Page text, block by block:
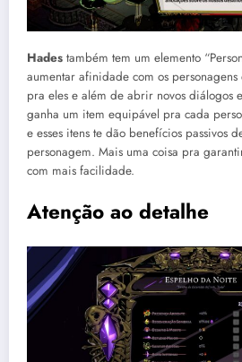
Hades também tem um elemento
aumentar afinidade com os
pra eles e além de abrir novos diálogos
ganha um item equipável pra cada
e esses itens te dão benefícios passivos
personagem. Mais uma coisa pra
com mais facilidade.
Atenção ao detalhe